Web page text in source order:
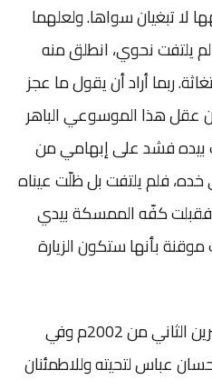
لا تبغيان سواها. ولعلهما
لم يلتفت نحوي، انطلق منه
ربما أراد أن يقول ما عجز
هذا الموسوعي الباهر
بيده فشد على إبهامي من
فلم يلتفت بل ظلّت عيناه
فقبلت كفّه الممسكة بيدي
بأنها ستكون الزيارة
قبل ما يقرب من عام في تشرين الثاني من 2002م وفي
عباس لتحيته وللاطمئنان